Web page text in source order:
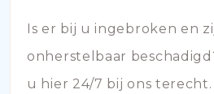
Is er bij u ingebroken en
onherstelbaar
u hier 24/7 bij ons terecht.